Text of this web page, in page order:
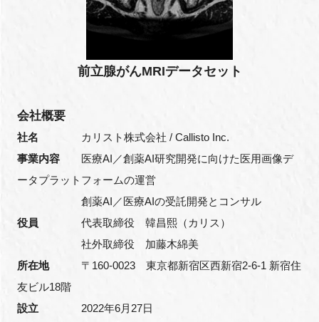
前立腺がんMRIデータセット
会社概要
社名
カリスト株式会社 / Callisto Inc.
事業内容 医療AI／創薬AI研究開発に向けた医用画像デ
ータプラットフォームの運営
創薬AI／医療AIの受託開発とコンサル
役員 代表取締役 韓昌熙（カリス）
社外取締役 加藤木綿美
所在地 〒160-0023 東京都新宿区西新宿2-6-1 新宿住
友ビル18階
設立 2022年6月27日